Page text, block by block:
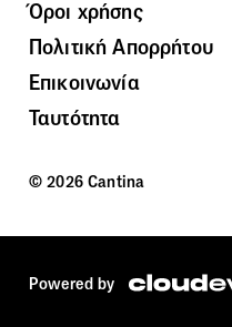
Όροι χρήσης
Πολιτική Απορρήτου
Επικοινωνία
Ταυτότητα
© 2026 Cantina
Powered by